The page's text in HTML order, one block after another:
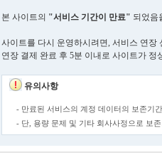
본 사이트의 "서비스 기간이 만료" 되었음
사이트를 다시 운영하시려면, 서비스 연장
연장 결제 완료 후 5분 이내로 사이트가 정
유의사항
- 만료된 서비스의 계정 데이터의 보존기
- 단, 용량 문제 및 기타 회사사정으로 보